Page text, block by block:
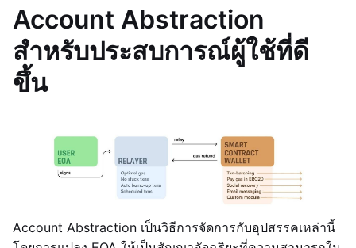
Account Abstraction
สำหรับประสบการณ์ผู้ใช้ที่ดี
ขึ้น
Account Abstraction เป็นวิธีการจัดการกับอุปสรรคเหล่านี้